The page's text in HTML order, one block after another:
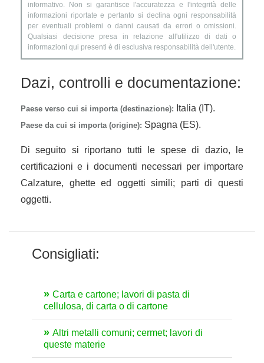
informativo. Non si garantisce l'accuratezza e l'integrità delle
informazioni riportate e pertanto si declina ogni responsabilità
per eventuali problemi o danni causati da errori o omissioni.
Qualsiasi decisione presa in relazione all'utilizzo di dati o
informazioni qui presenti è di esclusiva responsabilità dell'utente.
Dazi, controlli e documentazione:
Paese verso cui si importa (destinazione): Italia (IT).
Paese da cui si importa (origine): Spagna (ES).
Di seguito si riportano tutti le spese di dazio, le
certificazioni e i documenti necessari per importare
Calzature, ghette ed oggetti simili; parti di questi
oggetti.
Consigliati:
Carta e cartone; lavori di pasta di
cellulosa, di carta o di cartone
Altri metalli comuni; cermet; lavori di
queste materie